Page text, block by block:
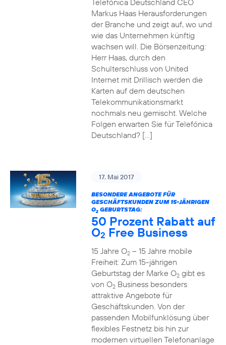
Telefónica Deutschland CEO
Markus Haas Herausforderungen
der Branche und zeigt auf, wo und
wie das Unternehmen künftig
wachsen will. Die Börsenzeitung:
Herr Haas, durch den
Schulterschluss von United
Internet mit Drillisch werden die
Karten auf dem deutschen
Telekommunikationsmarkt
nochmals neu gemischt. Welche
Folgen erwarten Sie für Telefónica
Deutschland? […]
17. Mai 2017
BESONDERE ANGEBOTE FÜR
GESCHÄFTSKUNDEN ZUM 15-JÄHRIGEN
O2GEBURTSTAG:
50 Prozent Rabatt auf
O2 Free Business
15 Jahre O2– 15 Jahre mobile
Freiheit: Zum 15-jährigen
Geburtstag der Marke O2gibt es
von O2Business besonders
attraktive Angebote für
Geschäftskunden. Von der
passenden Mobilfunklösung über
flexibles Festnetz bis hin zur
modernen virtuellen Telefonanlage